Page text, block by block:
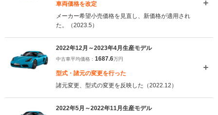
車両価格を改定
メーカー希望小売価格を見直し、新価格が適用され
た。（2023.5）
2022年12月～2023年4月生産モデル
中古車平均価格： 1687.6万円
型式・諸元の変更を行った
諸元変更、型式の変更を反映した（2022.12）
2022年5月～2022年11月生産モデル